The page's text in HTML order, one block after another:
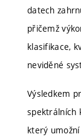
datech
přičemž
klasifikace,
neviděné
Výsledkem
spektrálních
který